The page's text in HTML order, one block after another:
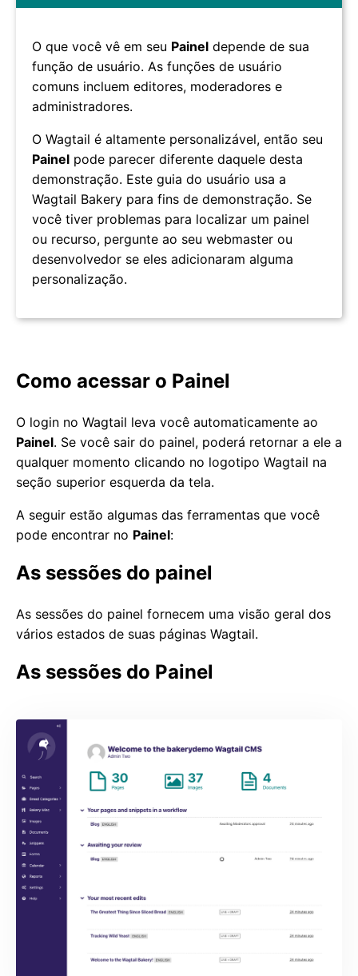
O que você vê em seu Painel depende de sua
função de usuário. As funções de usuário
comuns incluem editores, moderadores e
administradores.
O Wagtail é altamente personalizável, então seu
Painel pode parecer diferente daquele desta
demonstração. Este guia do usuário usa a
Wagtail Bakery para fins de demonstração. Se
você tiver problemas para localizar um painel
ou recurso, pergunte ao seu webmaster ou
desenvolvedor se eles adicionaram alguma
personalização.
Como acessar o Painel
O login no Wagtail leva você automaticamente ao
Painel. Se você sair do painel, poderá retornar a ele a
qualquer momento clicando no logotipo Wagtail na
seção superior esquerda da tela.
A seguir estão algumas das ferramentas que você
pode encontrar no Painel:
As sessões do painel
As sessões do painel fornecem uma visão geral dos
vários estados de suas páginas Wagtail.
As sessões do Painel